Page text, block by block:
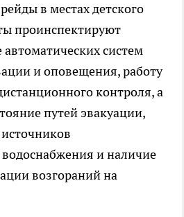
в местах детского
проинспектируют
систем
и оповещения, работу
контроля, а
путей эвакуации,
и наличие
возгораний на